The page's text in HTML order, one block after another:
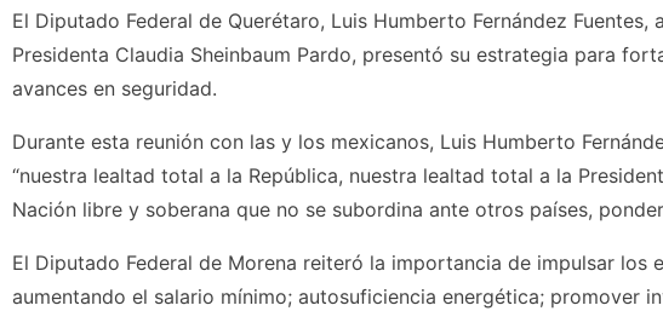
El Diputado Federal de Querétaro, Luis Humberto Fernández
Presidenta Claudia Sheinbaum Pardo, presentó su estrategia para
avances en seguridad.
Durante esta reunión con las y los mexicanos, Luis Humberto
“nuestra lealtad total a la República, nuestra lealtad total a la
Nación libre y soberana que no se subordina ante otros países,
El Diputado Federal de Morena reiteró la importancia de impulsar los
aumentando el salario mínimo; autosuficiencia energética; promover